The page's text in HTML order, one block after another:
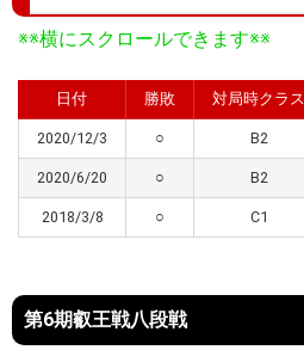
※※横にスクロールできます※※
日付 勝敗 対局時クラス
2020/12/3 ○ B2
2020/6/20 ○ B2
2018/3/8 ○ C1
第6期叡王戦八段戦